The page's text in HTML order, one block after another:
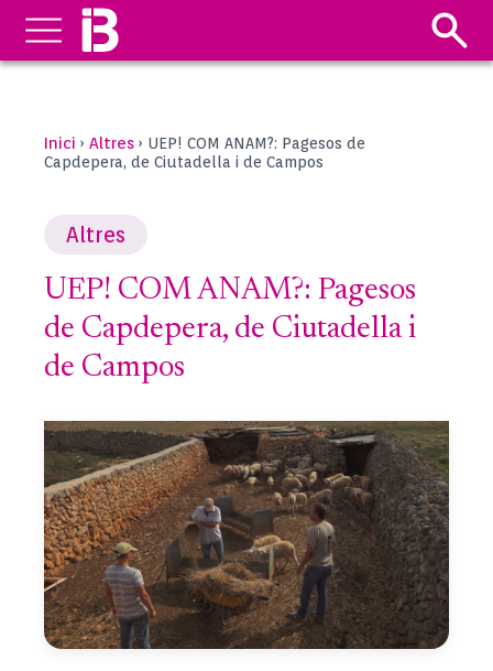
Inici › Altres › UEP! COM ANAM?: Pagesos de
Capdepera, de Ciutadella i de Campos
Altres
UEP! COM ANAM?: Pagesos
de Capdepera, de Ciutadella i
de Campos